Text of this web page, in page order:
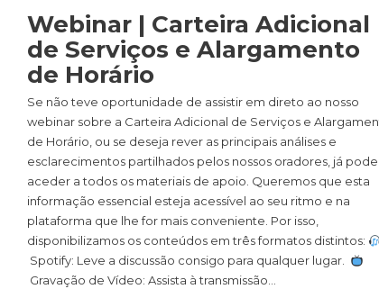
Webinar | Carteira Adicional
de Serviços e Alargamento
de Horário
Se não teve oportunidade de assistir em direto ao nosso
webinar sobre a Carteira Adicional de Serviços e
de Horário, ou se deseja rever as principais análises e
esclarecimentos partilhados pelos nossos oradores, já pode
aceder a todos os materiais de apoio. Queremos que esta
informação essencial esteja acessível ao seu ritmo e na
plataforma que lhe for mais conveniente. Por isso,
disponibilizamos os conteúdos em três formatos distintos:
Spotify: Leve a discussão consigo para qualquer lugar.
Gravação de Vídeo: Assista à transmissão...